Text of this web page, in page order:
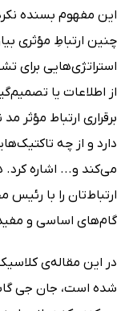
این مفهوم بسنده
چنین ارتباطِ مؤثری
استراتژی‌هایی برای
از اطلاعات یا
برقراری ارتباط مؤثر
دارد و از چه
می‌کند و... اشاره کرد.
ارتباط‌تان را با
گام‌های اساسی و
شده است، جان جی